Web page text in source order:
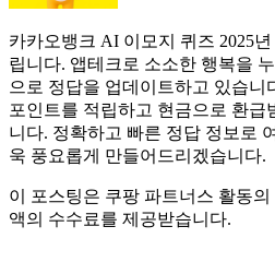
카카오뱅크 AI 이모지 퀴즈 2025
립니다. 앱테크로 소소한 행복을
으로 정답을 업데이트하고 있습니
포인트를 적립하고 현금으로 환급
니다. 정확하고 빠른 정답 정보로
욱 풍요롭게 만들어드리겠습니다.
이 포스팅은 쿠팡 파트너스 활동
액의 수수료를 제공받습니다.